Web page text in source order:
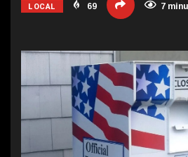
LOCAL 69 7